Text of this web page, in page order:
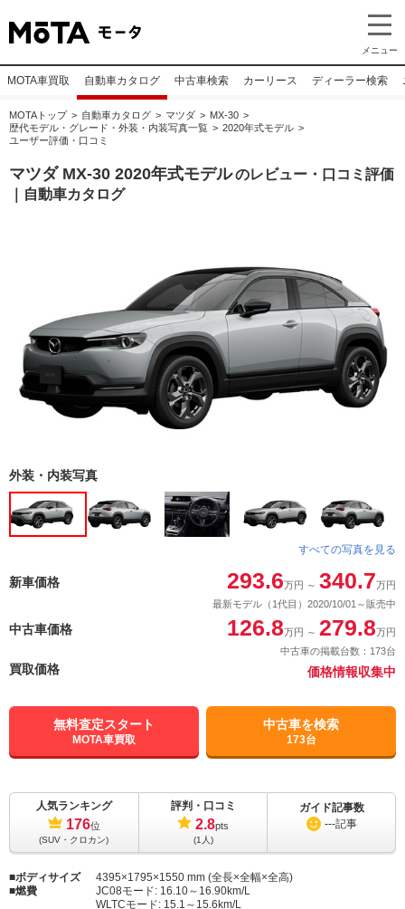
メニュー
MOTA車買取 自動車カタログ 中古車検索 カーリース ディーラー検索
MOTAトップ 自動車カタログ マツダ
MX-30
歴代モデル・グレード・外装・内装写真一覧
2020年式モデル
ユーザー評価・口コミ
マツダ MX-30 2020年式モデルのレビュー・口コミ評価
｜自動車カタログ
外装・内装写真
すべての写真を見る
新車価格 293.6万円 ～ 340.7万円
最新モデル（1代目）2020/10/01～販売中
中古車価格 126.8万円 ～ 279.8万円
中古車の掲載台数：173台
買取価格 価格情報収集中
無料査定スタート
MOTA車買取
中古車を検索
173台
人気ランキング
176位
(SUV・クロカン)
評判・口コミ
2.8pts
(1人)
ガイド記事数
---記事
ボディサイズ
4395×1795×1550 mm (全長×全幅×全高)
燃費
JC08モード: 16.10～16.90km/L
WLTCモード: 15.1～15.6km/L